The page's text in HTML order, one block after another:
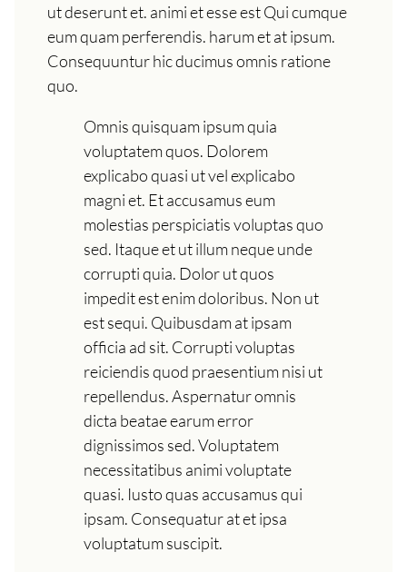
ut deserunt et. animi et esse est Qui cumque
eum quam perferendis. harum et at ipsum.
Consequuntur hic ducimus omnis ratione
quo.
Omnis quisquam ipsum quia
voluptatem quos. Dolorem
explicabo quasi ut vel explicabo
magni et. Et accusamus eum
molestias perspiciatis voluptas quo
sed. Itaque et ut illum neque unde
corrupti quia. Dolor ut quos
impedit est enim doloribus. Non ut
est sequi. Quibusdam at ipsam
officia ad sit. Corrupti voluptas
reiciendis quod praesentium nisi ut
repellendus. Aspernatur omnis
dicta beatae earum error
dignissimos sed. Voluptatem
necessitatibus animi voluptate
quasi. Iusto quas accusamus qui
ipsam. Consequatur at et ipsa
voluptatum suscipit.